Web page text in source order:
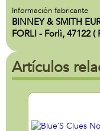
Información fabricante
BINNEY & SMITH
FORLI - Forlì, 47122 (
Artículos